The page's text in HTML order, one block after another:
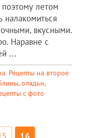
летом
налакомиться
вкусными.
Наравне с
...
, Рецепты на второе,
оладьи,
c фото